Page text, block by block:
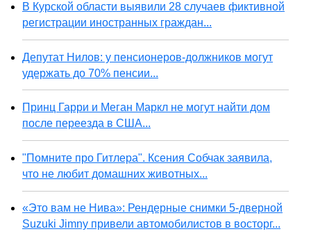
В Курской области выявили 28 случаев фиктивной
регистрации иностранных граждан...
Депутат Нилов: у пенсионеров-должников могут
удержать до 70% пенсии...
Принц Гарри и Меган Маркл не могут найти дом
после переезда в США...
"Помните про Гитлера". Ксения Собчак заявила,
что не любит домашних животных...
«Это вам не Нива»: Рендерные снимки 5-дверной
Suzuki Jimny привели автомобилистов в восторг...